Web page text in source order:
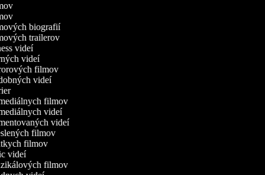
biografií
trailerov
videí
videí
filmov
videí
filmov
videí
videí
filmov
filmov
videí
filmov